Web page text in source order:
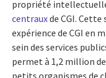
propriété
centrauxde CGI.
expérience de CGI en
sein des services
permet à 1,2 million
petits organismes de